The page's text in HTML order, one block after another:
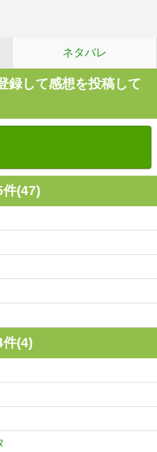
ネタバレ
録して感想を投稿して
件(47)
件(4)